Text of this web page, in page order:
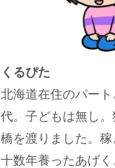
くるぴた
北海道在住のパー
代。子どもは無し
橋を渡りました。
十数年養ったあげ